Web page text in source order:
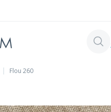
Flou 260